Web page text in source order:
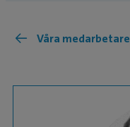
Våra medarbetare